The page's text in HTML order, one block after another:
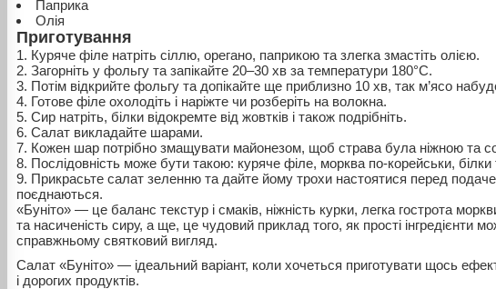
Паприка
Олія
Приготування
Куряче філе натріть сіллю, орегано, паприкою та злегка змастіть олією.
Загорніть у фольгу та запікайте 20–30 хв за температури 180°C.
Потім відкрийте фольгу та допікайте ще приблизно 10 хв, так м’ясо
Готове філе охолодіть і наріжте чи розберіть на волокна.
Сир натріть, білки відокремте від жовтків і також подрібніть.
Салат викладайте шарами.
Кожен шар потрібно змащувати майонезом, щоб страва була ніжною та
Послідовність може бути такою: куряче філе, морква по-корейськи, білки
Прикрасьте салат зеленню та дайте йому трохи настоятися перед
поєднаються.
«Буніто» — це баланс текстур і смаків, ніжність курки, легка гострота
та насиченість сиру, а ще, це чудовий приклад того, як прості інгредієнти
справжньому святковий вигляд.
Салат «Буніто» — ідеальний варіант, коли хочеться приготувати щось
і дорогих продуктів.